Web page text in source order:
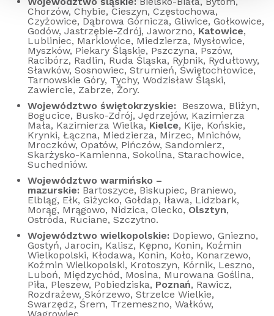
Chorzów, Chybie, Cieszyn, Częstochowa,
Czyżowice, Dąbrowa Górnicza, Gliwice, Gołkowice,
Godów, Jastrzębie-Zdrój, Jaworzno, Katowice,
Lubliniec, Marklowice, Miedzierza, Mysłowice,
Myszków, Piekary Śląskie, Pszczyna, Pszów,
Racibórz, Radlin, Ruda Śląska, Rybnik, Rydułtowy,
Sławków, Sosnowiec, Strumień, Świętochłowice,
Tarnowskie Góry, Tychy, Wodzisław Śląski,
Zawiercie, Zabrze, Żory.
Województwo świętokrzyskie: Beszowa, Bliżyn,
Bogucice, Busko-Zdrój, Jędrzejów, Kazimierza
Mała, Kazimierza Wielka,Kielce, Kije, Końskie,
Krynki, Łączna, Miedzierza, Mirzec, Mnichów,
Mroczków, Opatów, Pińczów, Sandomierz,
Skarżysko-Kamienna, Sokolina, Starachowice,
Suchedniów.
Województwo warmińsko –
mazurskie: Bartoszyce, Biskupiec, Braniewo,
Elbląg, Ełk, Giżycko, Gołdap, Iława, Lidzbark,
Morąg, Mrągowo, Nidzica, Olecko, Olsztyn,
Ostróda, Ruciane, Szczytno.
Województwo wielkopolskie: Dopiewo, Gniezno,
Gostyń, Jarocin, Kalisz, Kępno, Konin, Koźmin
Wielkopolski, Kłodawa, Konin, Koło, Konarzewo,
Koźmin Wielkopolski, Krotoszyn, Kórnik, Leszno,
Luboń, Międzychód, Mosina, Murowana Goślina,
Piła, Pleszew, Pobiedziska, Poznań, Rawicz,
Rozdrażew, Skórzewo, Strzelce Wielkie,
Swarzędz, Śrem, Trzemeszno, Wałków,